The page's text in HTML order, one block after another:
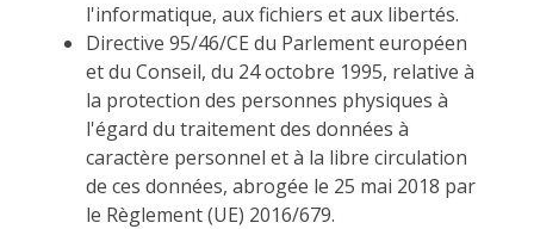
l'informatique, aux fichiers et aux libertés.
Directive 95/46/CE du Parlement européen
et du Conseil, du 24 octobre 1995, relative à
la protection des personnes physiques à
l'égard du traitement des données à
caractère personnel et à la libre circulation
de ces données, abrogée le 25 mai 2018 par
le Règlement (UE) 2016/679.